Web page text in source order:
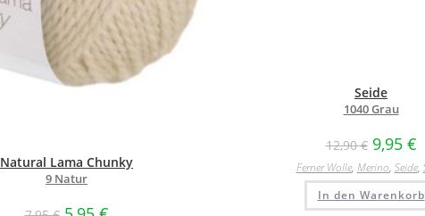
Natural Lama Chunky
9 Natur
Seide
1040 Grau
12,90€ 9,95 €
Ferner Wolle, Merino, Seide,
In den Warenkorb